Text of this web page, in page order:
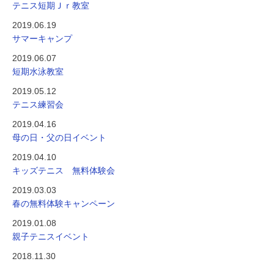
テニス短期Ｊｒ教室
2019.06.19
サマーキャンプ
2019.06.07
短期水泳教室
2019.05.12
テニス練習会
2019.04.16
母の日・父の日イベント
2019.04.10
キッズテニス 無料体験会
2019.03.03
春の無料体験キャンペーン
2019.01.08
親子テニスイベント
2018.11.30